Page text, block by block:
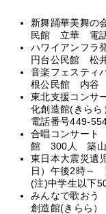
新舞踊華美舞
民館 立華 電
ハワイアンフ
円台公民館 松
音楽フェステ
根公民館 内谷
東北支援コン
化創造館(きら
電話番号449-
合唱コンサー
館 300人 築山
東日本大震災遺
日）午後2時～
(注)中学生以下
みんなで歌お
創造館(きらら